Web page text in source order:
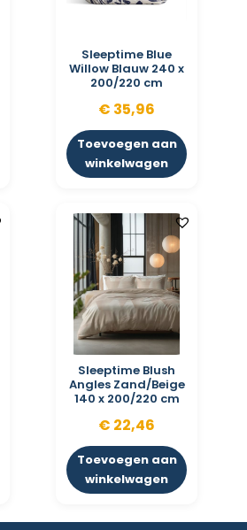
Sleeptime Blue
Willow Blauw 240 x
200/220 cm
€ 35,96
Toevoegen aan
winkelwagen
Sleeptime Blush
Angles Zand/Beige
140 x 200/220 cm
€ 22,46
Toevoegen aan
winkelwagen